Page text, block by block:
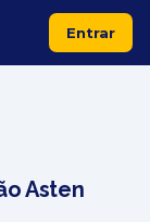
Entrar
Asten